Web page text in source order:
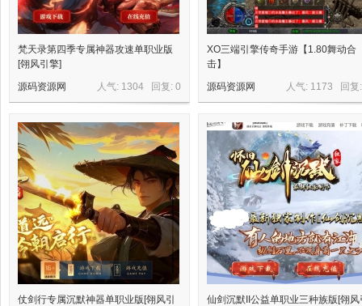
梵天录第四季专属神器攻速单职业版
[翎风引擎]
人气: 1304 回复: 0
源码资源网
XO三端引擎传奇手游【1.80舞动合
击】
人气: 1173 回
源码资源网
仗剑行专属沉默神器单职业版[翎风引
仙剑沉默II公益单职业三种族版[翎风